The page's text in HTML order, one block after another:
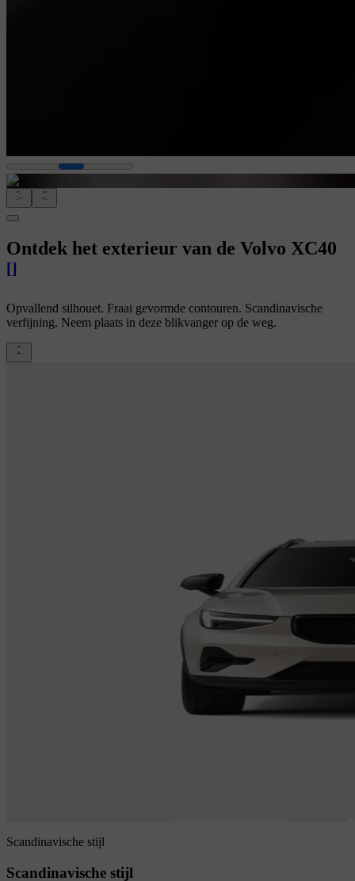
Ontdek het exterieur van de Volvo XC40
[]
Opvallend silhouet. Fraai gevormde contouren. Scandinavische
verfijning. Neem plaats in deze blikvanger op de weg.
Scandinavische stijl
Scandinavische stijl